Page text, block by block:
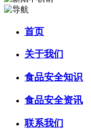
首页
关于我们
食品安全知识
食品安全资讯
联系我们